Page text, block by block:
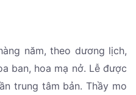
năm, theo dương lịch,
ban, hoa mạ nở. Lễ được
trung tâm bản. Thầy mo